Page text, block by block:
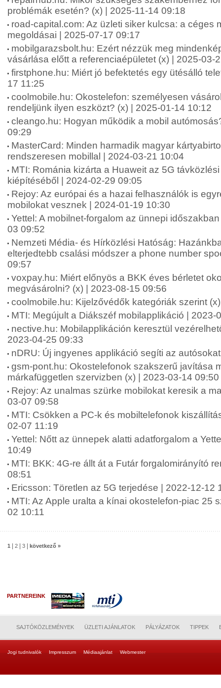
problémák esetén? (x) | 2025-11-14 09:18
road-capital.com: Az üzleti siker kulcsa: a céges
megoldásai | 2025-07-17 09:17
mobilgarazsbolt.hu: Ezért nézzük meg
vásárlása előtt a referenciaépületet (x) | 2025-03-
firstphone.hu: Miért jó befektetés egy ütésálló
17 11:25
coolmobile.hu: Okostelefon: személyesen
rendeljünk ilyen eszközt? (x) | 2025-01-14 10:12
cleango.hu: Hogyan működik a mobil
09:29
MasterCard: Minden harmadik magyar
rendszeresen mobillal | 2024-03-21 10:04
MTI: Románia kizárta a Huaweit az 5G
kiépítéséből | 2024-02-29 09:05
Rejoy: Az európai és a hazai felhasználók is
mobilokat vesznek | 2024-01-19 10:30
Yettel: A mobilnet-forgalom az ünnepi
03 09:52
Nemzeti Média- és Hírközlési Hatóság:
elterjedtebb csalási módszer a phone number
09:57
voxpay.hu: Miért előnyös a BKK éves bérletet
megvásárolni? (x) | 2023-08-15 09:56
coolmobile.hu: Kijelzővédők kategóriák szerint
MTI: Megújult a Diákszéf mobilapplikáció | 2023-
nective.hu: Mobilapplikáción keresztül
2023-04-25 09:33
nDRU: Új ingyenes applikáció segíti az
gsm-pont.hu: Okostelefonok szakszerű javítása
márkafüggetlen szervizben (x) | 2023-03-14 09:50
Rejoy: Az unalmas szürke mobilokat keresik a
03-07 09:58
MTI: Csökken a PC-k és mobiltelefonok
02-07 11:19
Yettel: Nőtt az ünnepek alatti adatforgalom a
10:49
MTI: BKK: 4G-re állt át a Futár forgalomirányító
08:51
Ericsson: Töretlen az 5G terjedése | 2022-12-12
MTI: Az Apple uralta a kínai okostelefon-piac 25
02 10:11
1 2 3 következő »
PARTNEREINK
SAJTÓKÖZLEMÉNYEK ÜZLETI AJÁNLATOK PÁLYÁZATOK TIPPEK
Jogi tudnivalók Impresszum Médiaajánlat Webmester